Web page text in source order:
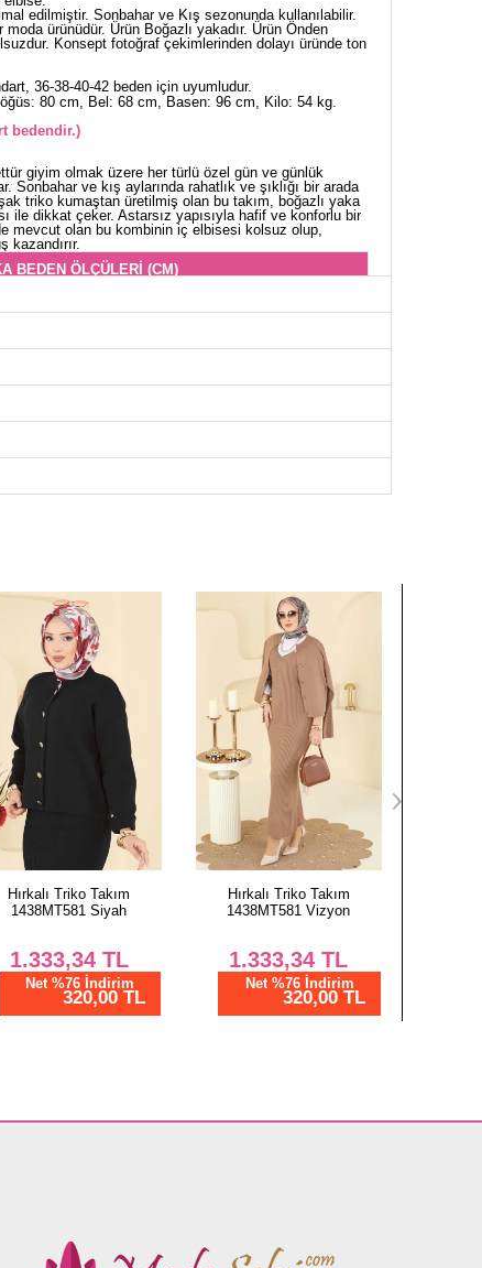
edilmiştir. Sonbahar ve Kış sezonunda kullanılabilir.
ürünüdür. Ürün Boğazlı yakadır. Ürün Önden
Konsept fotoğraf çekimlerinden dolayı üründe ton
36-38-40-42 beden için uyumludur.
80 cm, Bel: 68 cm, Basen: 96 cm, Kilo: 54 kg.
bedendir.)
giyim olmak üzere her türlü özel gün ve günlük
Sonbahar ve kış aylarında rahatlık ve şıklığı bir arada
triko kumaştan üretilmiş olan bu takım, boğazlı yaka
ile dikkat çeker. Astarsız yapısıyla hafif ve konforlu bir
mevcut olan bu kombinin iç elbisesi kolsuz olup,
kazandırır.
BEDEN ÖLÇÜLERİ (CM)
Hırkalı Triko Takım
1438MT581 Vizyon
1.333,34 TL
Net %76 İndirim
320,00 TL
Yarım Boğaz Elbiseli Takım
1009MT581 Siyah
1.333,34 TL
Net %76 İndirim
320,00 TL